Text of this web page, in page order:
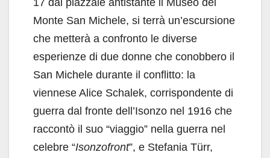
Monte San Michele, si terrà un’escursione
che metterà a confronto le diverse
esperienze di due donne che conobbero il
San Michele durante il conflitto: la
viennese Alice Schalek, corrispondente di
guerra dal fronte dell’Isonzo nel 1916 che
raccontò il suo “viaggio” nella guerra nel
celebre “Isonzofront”, e Stefania Türr,